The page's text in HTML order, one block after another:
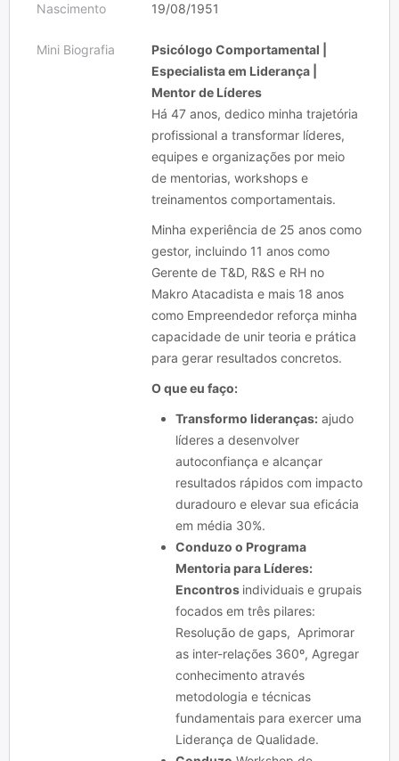
Nascimento 19/08/1951
Mini Biografia
Psicólogo Comportamental |
Especialista em Liderança |
Mentor de Líderes
Há 47 anos, dedico minha trajetória
profissional a transformar líderes,
equipes e organizações por meio
de mentorias, workshops e
treinamentos comportamentais.
Minha experiência de 25 anos como
gestor, incluindo 11 anos como
Gerente de T&D, R&S e RH no
Makro Atacadista e mais 18 anos
como Empreendedor reforça minha
capacidade de unir teoria e prática
para gerar resultados concretos.
O que eu faço:
Transformo lideranças: ajudo
líderes a desenvolver
autoconfiança e alcançar
resultados rápidos com impacto
duradouro e elevar sua eficácia
em média 30%.
Conduzo o Programa
Mentoria para Líderes:
Encontros individuais e grupais
focados em três pilares:
Resolução de gaps, Aprimorar
as inter-relações 360º, Agregar
conhecimento através
metodologia e técnicas
fundamentais para exercer uma
Liderança de Qualidade.